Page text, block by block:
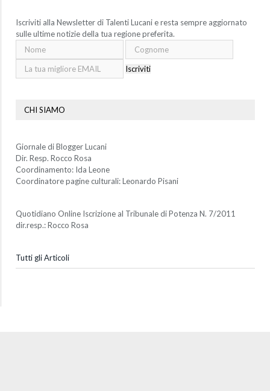
Iscriviti alla Newsletter di Talenti Lucani e resta sempre aggiornato
sulle ultime notizie della tua regione preferita.
Iscriviti
CHI SIAMO
Giornale di Blogger Lucani
Dir. Resp. Rocco Rosa
Coordinamento: Ida Leone
Coordinatore pagine culturali: Leonardo Pisani
Quotidiano Online Iscrizione al Tribunale di Potenza N. 7/2011
dir.resp.: Rocco Rosa
Tutti gli Articoli